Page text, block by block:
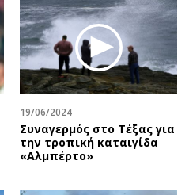
19/06/2024
Συναγερμός στο Τέξας για
την τροπική καταιγίδα
«Αλμπέρτο»